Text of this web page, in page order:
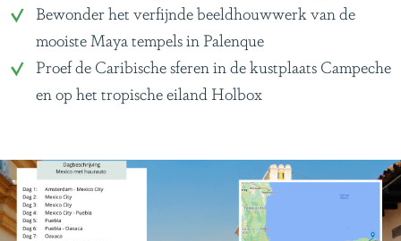
Bewonder het verfijnde beeldhouwwerk van de
mooiste Maya tempels in Palenque
Proef de Caribische sferen in de kustplaats Campeche
en op het tropische eiland Holbox